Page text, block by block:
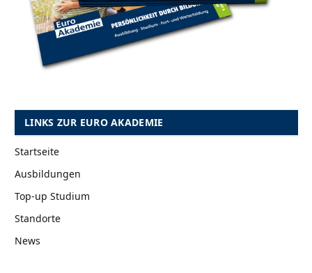
LINKS ZUR EURO AKADEMIE
Startseite
Ausbildungen
Top-up Studium
Standorte
News